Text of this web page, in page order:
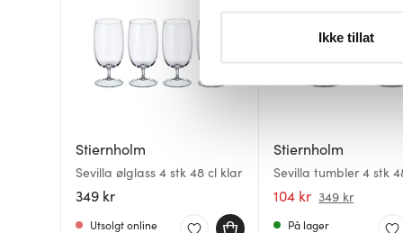
Du kan hele tiden endre
Vi bruker
dem, eller som de har
Ikke tillat
Stiernholm
Sevilla ølglass 4 stk 48 cl klar
349 kr
Utsolgt online
Stiernholm
Sevilla tumbler 4 stk
klar
104 kr 349 kr
På lager